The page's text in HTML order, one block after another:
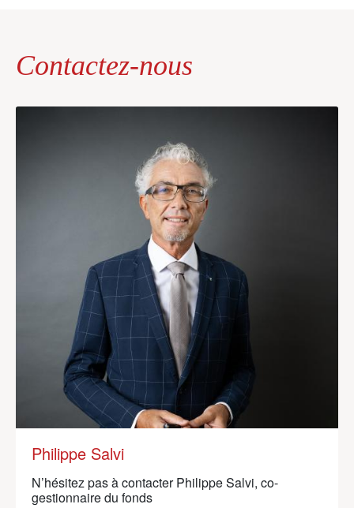
Contactez-nous
Philippe Salvi
N’hésitez pas à contacter Philippe Salvi, co-
gestionnaire du fonds